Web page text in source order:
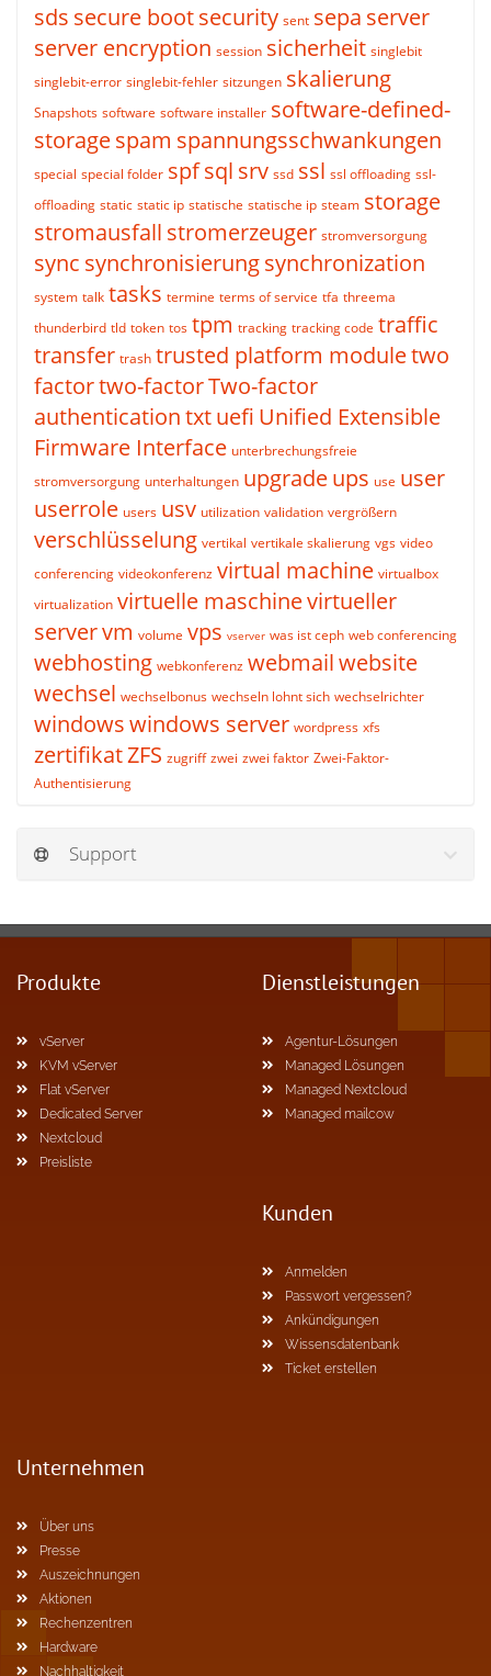
sds secure bootsecurity sent sepa server
server encryption session sicherheit singlebit
singlebit-error singlebit-fehler sitzungen skalierung
Snapshots software software installer software-defined-
storagespam spannungsschwankungen
special special folder spfsql srv ssd ssl ssl offloading ssl-
offloading static static ip statische statische ip steam storage
stromausfall stromerzeuger stromversorgung
sync synchronisierungsynchronization
system talk tasks termine terms of service tfa threema
thunderbird tld token tos tpm tracking tracking code traffic
transfer trash trusted platform moduletwo
factortwo-factorTwo-factor
authenticationtxtuefi Unified Extensible
Firmware Interface unterbrechungsfreie
stromversorgung unterhaltungen upgradeups use user
userrole users usv utilization validation vergrößern
verschlüsselung vertikal vertikale skalierung vgs video
conferencing videokonferenz virtual machine virtualbox
virtualization virtuelle maschinevirtueller
servervm volume vps vserver was ist ceph web conferencing
webhosting webkonferenz webmailwebsite
wechsel wechselbonus wechseln lohnt sich wechselrichter
windowswindows server wordpress xfs
zertifikatZFS zugriff zwei zwei faktor Zwei-Faktor-
Authentisierung
Support
Produkte
vServer
KVM vServer
Flat vServer
Dedicated Server
Nextcloud
Preisliste
Dienstleistungen
Agentur-Lösungen
Managed Lösungen
Managed Nextcloud
Managed mailcow
Kunden
Anmelden
Passwort vergessen?
Ankündigungen
Wissensdatenbank
Ticket erstellen
Unternehmen
Über uns
Presse
Auszeichnungen
Aktionen
Rechenzentren
Hardware
Nachhaltigkeit